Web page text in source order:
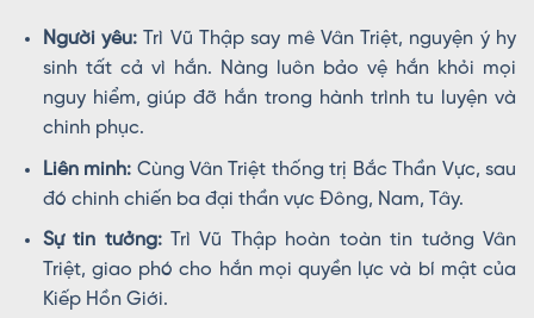
Người yêu: Trì Vũ Thập say mê Vân Triệt, nguyện ý hy
sinh tất cả vì hắn. Nàng luôn bảo vệ hắn khỏi mọi
nguy hiểm, giúp đỡ hắn trong hành trình tu luyện và
chinh phục.
Liên minh: Cùng Vân Triệt thống trị Bắc Thần Vực, sau
đó chinh chiến ba đại thần vực Đông, Nam, Tây.
Sự tin tưởng:Trì Vũ Thập hoàn toàn tin tưởng Vân
Triệt, giao phó cho hắn mọi quyền lực và bí mật của
Kiếp Hồn Giới.